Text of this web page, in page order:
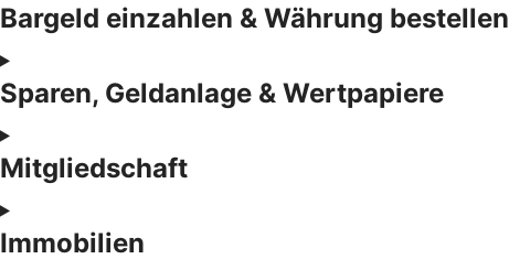
Bargeld einzahlen & Währung bestellen
Sparen, Geldanlage & Wertpapiere
Mitgliedschaft
Immobilien